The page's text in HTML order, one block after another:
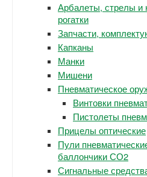
Арбалеты, стрелы и
рогатки
Запчасти,
Капканы
Манки
Мишени
Пневматическое
Винтовки
Пистолеты
Прицелы оптические
Пули
баллончики СО2
Сигнальные